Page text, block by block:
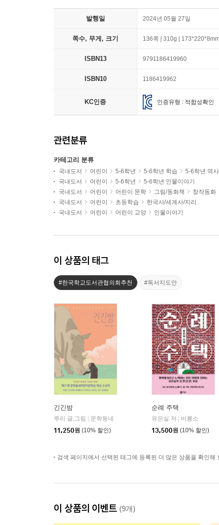
발행일 2024년 05월 27일
쪽수, 무게, 크기 136쪽 | 310g |
ISBN13 9791186419960
ISBN10 1186419962
KC인증 인증유형 : 적합성확인
관련분류
카테고리 분류
국내도서 어린이 5-6학년 5-6학년 학습
5-6학년 역
국내도서
어린이 5-6학년
5-6학년 인물이야기
국내도서
어린이 어린이 문학 그림/동화책
창작동화
국내도서
어린이 초등학습
한국사/세계사/지리
국내도서
어린이 어린이 교양 인물이야기
이 상품의 태그
#한국학교도서관협의회추천 #독서지도안
긴긴밤
루리 글,그림
문학동네
11,250원 (10% 할인)
순례 주택
유은실 저
비룡소
13,500원 (10% 할인)
검색 페이지에서 선택된 태그에 등록된 더 많은 상품을 확인해
이 상품의 이벤트 (9개)